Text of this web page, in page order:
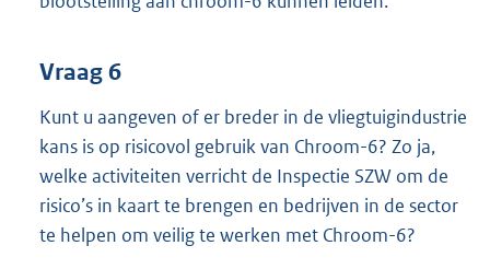
Vraag 6
Kunt u aangeven of er breder in de vliegtuigindustrie
kans is op risicovol gebruik van Chroom-6? Zo ja,
welke activiteiten verricht de Inspectie SZW om de
risico’s in kaart te brengen en bedrijven in de sector
te helpen om veilig te werken met Chroom-6?